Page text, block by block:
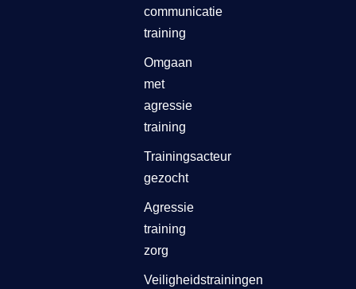
communicatie
training
Omgaan
met
agressie
training
Trainingsacteur
gezocht
Agressie
training
zorg
Veiligheidstrainingen